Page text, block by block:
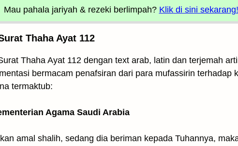
Mau pahala jariyah & rezeki berlimpah? Klik di sini sekarang!
Thaha Ayat 112
Thaha Ayat 112 dengan text arab, latin dan terjemah
bermacam penafsiran dari para mufassirin terhadap
termaktub:
Agama Saudi Arabia
amal shalih, sedang dia beriman kepada Tuhannya,